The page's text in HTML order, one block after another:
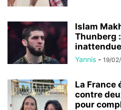
Islam
Thunberg
Yannis - 19/
La France
contre
pour